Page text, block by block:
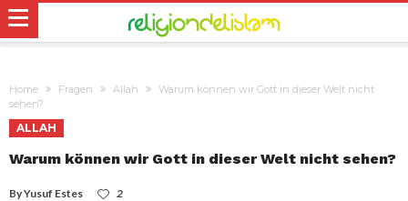
Home Fragen Allah
Warum können wir Gott in dieser Welt nicht
sehen?
ALLAH
Warum können wir Gott in dieser Welt nicht sehen?
ByYusuf Estes 2